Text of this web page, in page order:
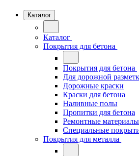
Каталог
Каталог
Покрытия для бетона
Покрытия для бетона
Для дорожной
Дорожные краски
Краски для бетона
Наливные полы
Пропитки для бетона
Ремонтные материалы
Специальные
Покрытия для металла